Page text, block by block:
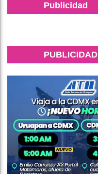
Publicidad
PUBLICIDAD